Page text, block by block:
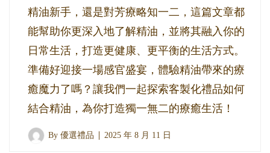
精油新手，還是對芳療略知一二，這篇文章都
能幫助你更深入地了解精油，並將其融入你的
日常生活，打造更健康、更平衡的生活方式。
準備好迎接一場感官盛宴，體驗精油帶來的療
癒魔力了嗎？讓我們一起探索客製化禮品如何
結合精油，為你打造獨一無二的療癒生活！
By 優選禮品 2025 年 8 月 11 日